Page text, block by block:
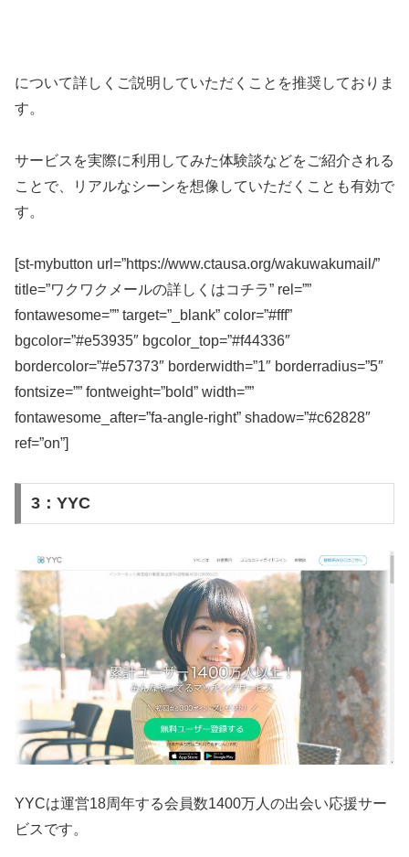
について詳しくご説明していただくことを推奨しておりま
す。
サービスを実際に利用してみた体験談などをご紹介される
ことで、リアルなシーンを想像していただくことも有効で
す。
[st-mybutton url=”https://www.ctausa.org/wakuwakumail/”
title=”ワクワクメールの詳しくはコチラ” rel=””
fontawesome=”” target=”_blank” color=”#fff”
bgcolor=”#e53935″ bgcolor_top=”#f44336″
bordercolor=”#e57373″ borderwidth=”1″ borderradius=”5″
fontsize=”” fontweight=”bold” width=””
fontawesome_after=”fa-angle-right” shadow=”#c62828″
ref=”on”]
3：YYC
YYCは運営18周年する会員数1400万人の出会い応援サー
ビスです。